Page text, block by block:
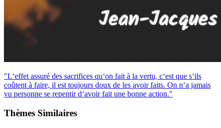
"L‘effet assuré des sacrifices qu‘on fait à la vertu, c‘est que s‘ils
coûtent à faire, il est toujours doux de les avoir faits. On n‘a jamais
vu personne se repentir d‘avoir fait une bonne action."
Thèmes Similaires